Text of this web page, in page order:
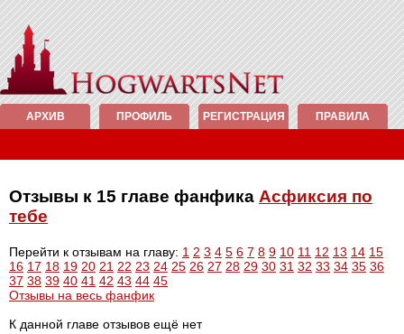
АРХИВ ПРОФИЛЬ РЕГИСТРАЦИЯ ПРАВИЛА
Отзывы к 15 главе фанфика Асфиксия по
тебе
Перейти к отзывам на главу: 1 2 3 4 5 6 7 8 9 10 11 12 13 14 15
16 17 18 19 20 21 22 23 24 25 26 27 28 29 30 31 32 33 34 35 36
37 38 39 40 41 42 43 44 45
Отзывы на весь фанфик
К данной главе отзывов ещё нет